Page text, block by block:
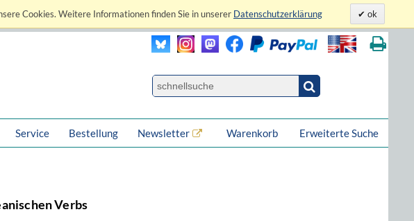
Cookies. Weitere Informationen finden Sie in unserer Datenschutzerklärung ok
Service Bestellung Newsletter Erweiterte Suche
Warenkorb
Verbs